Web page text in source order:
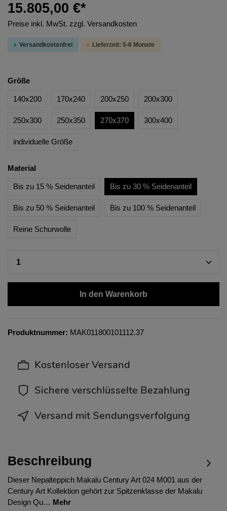
15.805,00 €*
Preise inkl. MwSt. zzgl. Versandkosten
Versandkostenfrei Lieferzeit: 5-6 Monate
Größe
140x200 170x240 200x250 200x300
250x300 250x350 270x370 300x400
individuelle Größe
Material
Bis zu 15 % Seidenanteil Bis zu 30 % Seidenanteil
Bis zu 50 % Seidenanteil Bis zu 100 % Seidenanteil
Reine Schurwolle
In den Warenkorb
Produktnummer: MAK011800101112.37
Kostenloser Versand
Sichere verschlüsselte Bezahlung
Versand mit Sendungsverfolgung
Beschreibung
Dieser Nepalteppich Makalu Century Art 024 M001 aus der
Century Art Kollektion gehört zur Spitzenklasse der Makalu
Design Qu… Mehr